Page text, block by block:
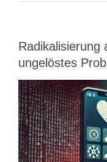
Radikalisierung
ungelöstes
View
Larger
Image